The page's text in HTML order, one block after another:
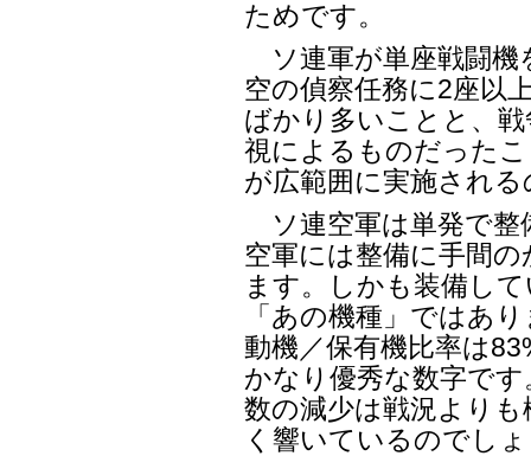
ためです。
ソ連軍が単座戦闘機
空の偵察任務に2座以
ばかり多いことと、
視によるものだった
が広範囲に実施され
ソ連空軍は単発で整
空軍には整備に手間
ます。しかも装備し
「あの機種」ではあ
動機／保有機比率は
かなり優秀な数字で
数の減少は戦況より
く響いているのでし